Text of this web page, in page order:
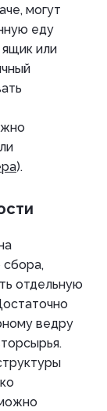
могут
еду
ящик или
).
сбора,
отдельную
ведру